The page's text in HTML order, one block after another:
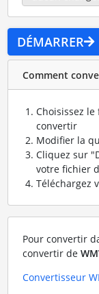
DÉMARRER
Comment
Choisissez le
convertir
Modifier la
Cliquez sur
votre fichier
Téléchargez
Pour convertir
convertir de
Convertisseur